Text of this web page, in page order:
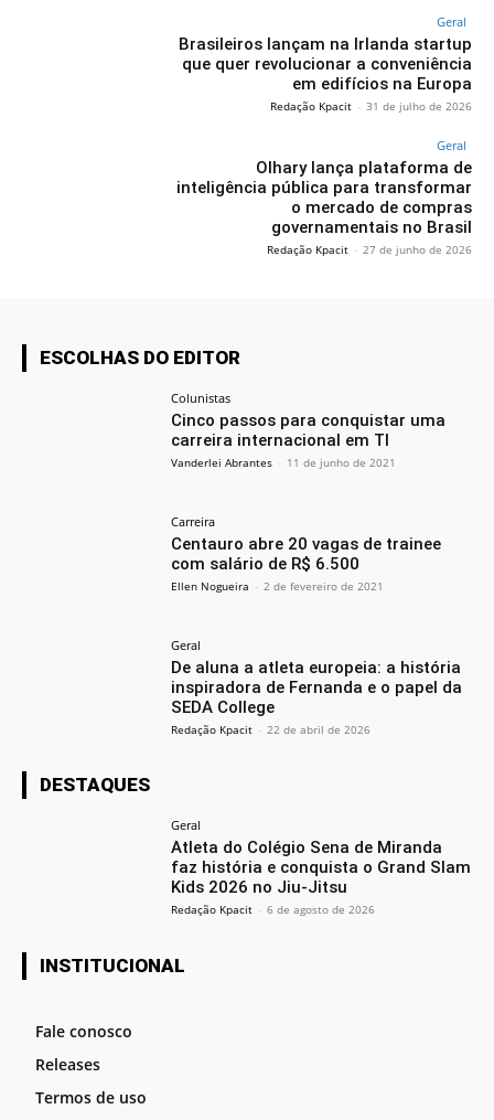
Geral
Brasileiros lançam na Irlanda startup
que quer revolucionar a conveniência
em edifícios na Europa
Redação Kpacit - 31 de julho de 2026
Geral
Olhary lança plataforma de
inteligência pública para transformar
o mercado de compras
governamentais no Brasil
Redação Kpacit - 27 de junho de 2026
ESCOLHAS DO EDITOR
Colunistas
Cinco passos para conquistar uma
carreira internacional em TI
Vanderlei Abrantes - 11 de junho de 2021
Carreira
Centauro abre 20 vagas de trainee
com salário de R$ 6.500
Ellen Nogueira - 2 de fevereiro de 2021
Geral
De aluna a atleta europeia: a história
inspiradora de Fernanda e o papel da
SEDA College
Redação Kpacit - 22 de abril de 2026
DESTAQUES
Geral
Atleta do Colégio Sena de Miranda
faz história e conquista o Grand Slam
Kids 2026 no Jiu-Jitsu
Redação Kpacit - 6 de agosto de 2026
INSTITUCIONAL
Fale conosco
Releases
Termos de uso